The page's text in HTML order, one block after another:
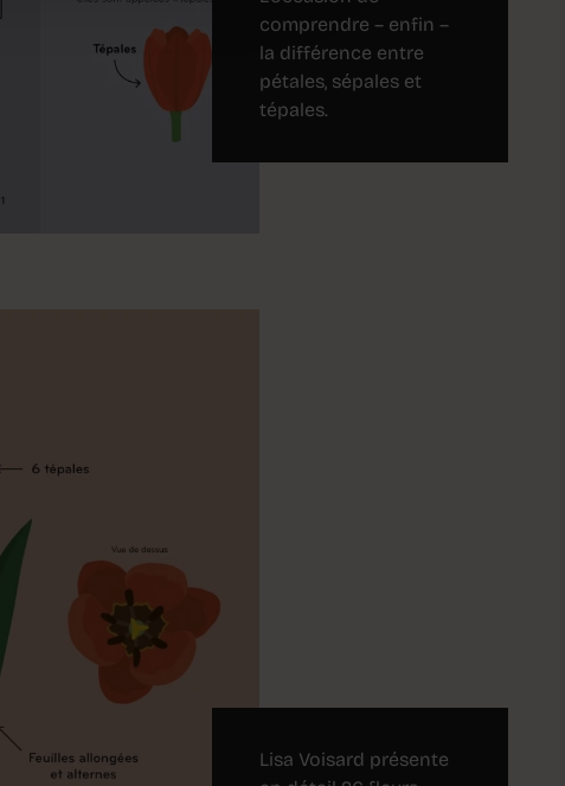
comprendre – enfin –
la différence entre
pétales, sépales et
tépales.
Lisa Voisard présente